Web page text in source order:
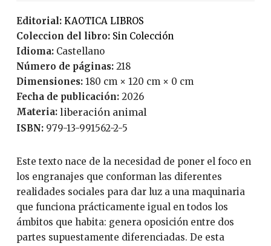
Editorial:
KAOTICA LIBROS
Coleccion del libro:
Sin Colección
Idioma:
Castellano
Número de páginas:
218
Dimensiones: 180 cm × 120 cm × 0 cm
Fecha de publicación:
2026
Materia: liberación animal
ISBN: 979-13-991562-2-5
Este texto nace de la necesidad de poner el foco en
los engranajes que conforman las diferentes
realidades sociales para dar luz a una maquinaria
que funciona prácticamente igual en todos los
ámbitos que habita: genera oposición entre dos
partes supuestamente diferenciadas. De esta